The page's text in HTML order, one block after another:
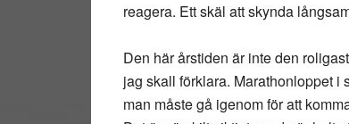
reagera. Ett skäl att skynda
Den här årstiden är inte den
jag skall förklara. Marathonloppet i
man måste gå igenom för att